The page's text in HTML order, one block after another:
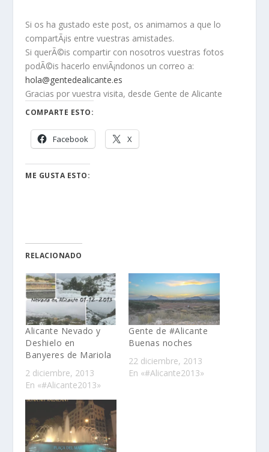
Si os ha gustado este post, os animamos a que lo
compartÃ¡is entre vuestras amistades.
Si querÃ©is compartir con nosotros vuestras fotos
podÃ©is hacerlo enviÃ¡ndonos un correo a:
hola@gentedealicante.es
Gracias por vuestra visita, desde Gente de Alicante
COMPARTE ESTO:
Facebook X
ME GUSTA ESTO:
RELACIONADO
Alicante Nevado y
Deshielo en
Banyeres de Mariola
2 diciembre, 2013
En «#Alicante2013»
Gente de #Alicante
Buenas noches
22 diciembre, 2013
En «#Alicante2013»